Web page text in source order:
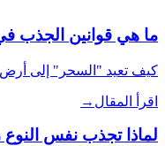
ما هي قوانين الجذب
كيف تعيد "السحر" إلى أرض
اقرأ المقال →
لماذا تجذب نفس النوع